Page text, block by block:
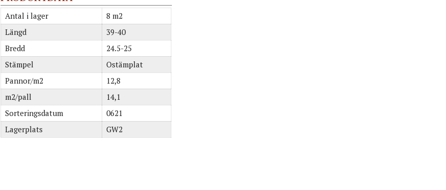
Antal i lager
8 m2
Längd
39-40
Bredd
24.5-25
Stämpel
Ostämplat
Pannor/m2
12,8
m2/pall
14,1
Sorteringsdatum
0621
Lagerplats
GW2